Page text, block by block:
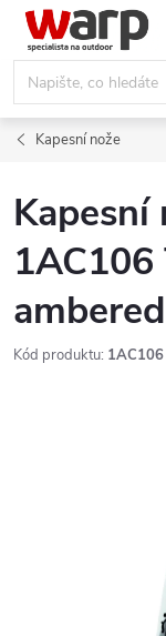
Přejít
obsah
Kapesní nože
Kapesní
Kód produktu: 1AC106